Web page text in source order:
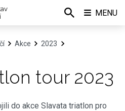
Akce
2023
tour 2023
do akce Slavata triatlon pro
MENU